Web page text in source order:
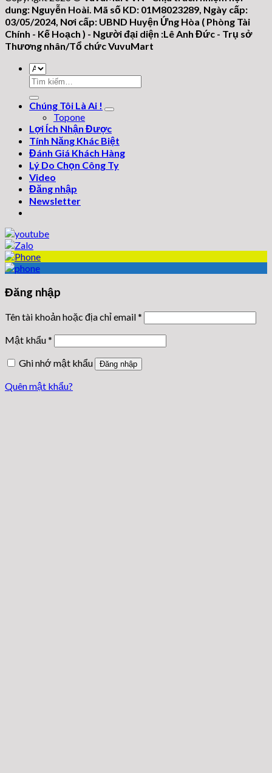
dung: Nguyễn Hoài. Mã số KD: 01M8023289, Ngày cấp:
03/05/2024, Nơi cấp: UBND Huyện Ứng Hòa ( Phòng Tài
Chính - Kế Hoạch ) - Người đại diện :Lê Anh Đức - Trụ sở
Thương nhân/Tổ chức VuvuMart
Tìm
kiếm:
Chúng Tôi Là Ai !
Topone
Lợi Ích Nhận Được
Tính Năng Khác Biệt
Đánh Giá Khách Hàng
Lý Do Chọn Công Ty
Video
Đăng nhập
Newsletter
Đăng nhập
Tên tài khoản hoặc địa chỉ email*
Mật khẩu*
Ghi nhớ mật khẩu
Đăng nhập
Quên mật khẩu?